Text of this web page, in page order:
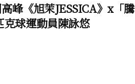
峰《旭茉JESSICA》x「騰
球運動員陳詠悠